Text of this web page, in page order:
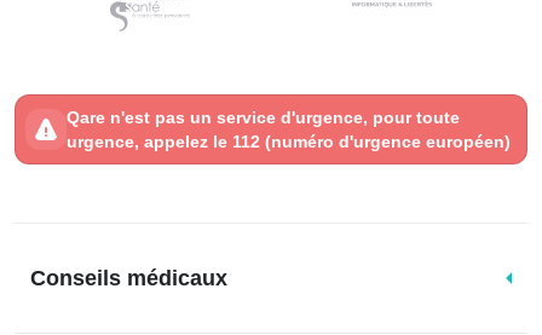
Qare n'est pas un service d'urgence, pour toute
urgence, appelez le 112 (numéro d'urgence européen)
Conseils médicaux